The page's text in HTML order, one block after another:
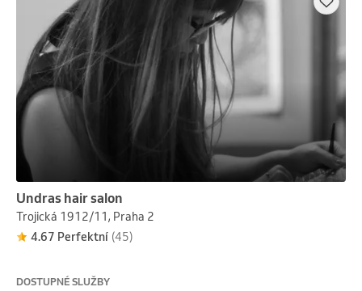
Undras hair salon
Trojická 1912/11, Praha 2
4.67 Perfektní (45)
DOSTUPNÉ SLUŽBY